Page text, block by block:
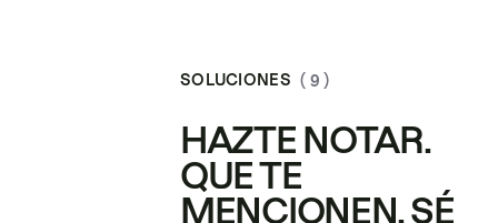
SOLUCIONES ( 9 )
HAZTE NOTAR.
QUE TE
MENCIONEN. SÉ